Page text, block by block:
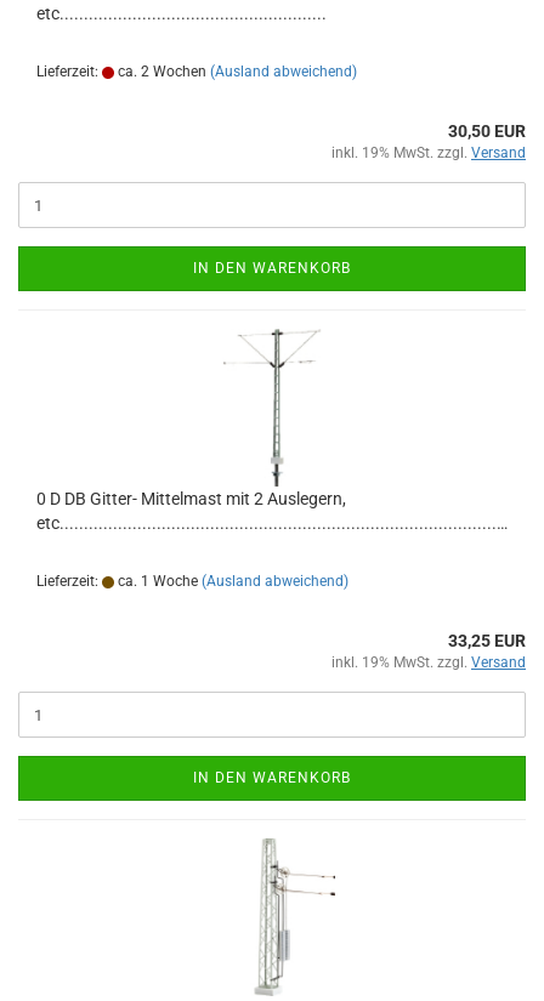
etc.......................................................
Lieferzeit: ca. 2 Wochen (Ausland abweichend)
30,50 EUR
inkl. 19% MwSt. zzgl. Versand
IN DEN WARENKORB
0 D DB Gitter- Mittelmast mit 2 Auslegern,
etc.................................................................................................
Lieferzeit: ca. 1 Woche (Ausland abweichend)
33,25 EUR
inkl. 19% MwSt. zzgl. Versand
IN DEN WARENKORB